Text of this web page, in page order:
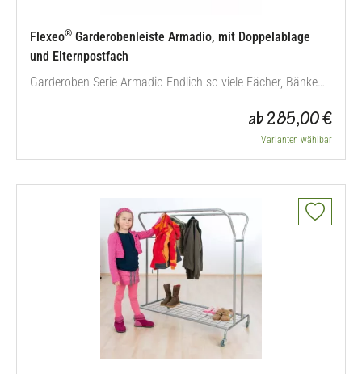
Flexeo® Garderobenleiste Armadio, mit Doppelablage
und Elternpostfach
Garderoben-Serie Armadio Endlich so viele Fächer, Bänke
Garderobe stellen Sie mit der Serie Armadio entsprechend
Ihrer Räumlichkeiten und Gruppengröße flexibel zusammen.
Ob Bank, auch mit Ecklösung, Regal, Schuhregal, Leisten in
ab 285,00 €
Varianten wählbar